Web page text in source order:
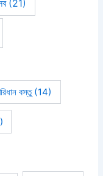
(21)
বস্তু(14)